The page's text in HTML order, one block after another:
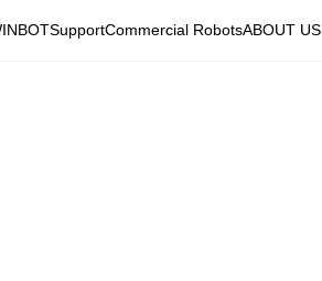
SupportCommercial RobotsABOUT US